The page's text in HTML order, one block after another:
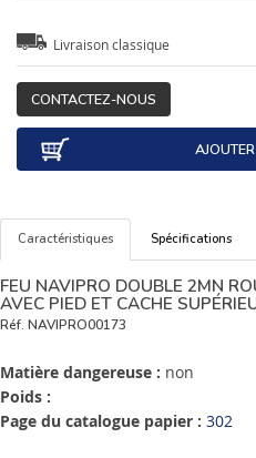
Livraison classique
CONTACTEZ-NOUS
Caractéristiques Spécifications
FEU NAVIPRO DOUBLE 2MN
AVEC PIED ET CACHE
Réf. NAVIPRO00173
Matière dangereuse : non
Poids :
Page du catalogue papier : 302